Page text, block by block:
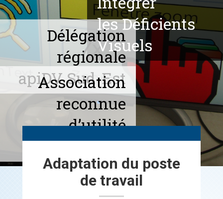
les Déficients
Visuels
Délégation
régionale
apiDV Sud-Est
Association
reconnue
d’utilité
publique
Adaptation du poste
de travail